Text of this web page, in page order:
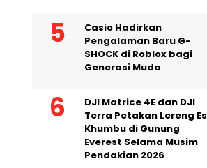
Casio Hadirkan
Pengalaman Baru G-
SHOCK di Roblox bagi
Generasi Muda
DJI Matrice 4E dan DJI
Terra Petakan Lereng Es
Khumbu di Gunung
Everest Selama Musim
Pendakian 2026